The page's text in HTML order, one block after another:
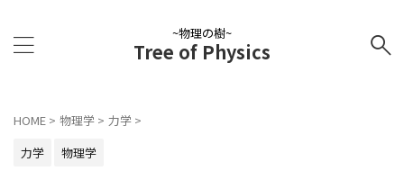
~物理の樹~
Tree of Physics
HOME > 物理学 > 力学 >
力学
物理学